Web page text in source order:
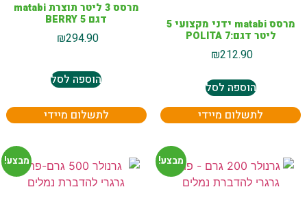
מרסס matabi ידני מקצועי 5
ליטר דגם:POLITA 7
₪212.90
הוספה לסל
לתשלום מיידי
מרסס 3 ליטר תוצרת matabi
דגם BERRY 5
₪294.90
הוספה לסל
לתשלום מיידי
מבצע! מבצע!